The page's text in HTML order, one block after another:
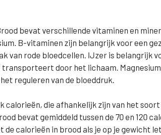
bevat verschillende vitaminen en
B-vitaminen zijn belangrijk voor een
van rode bloedcellen. IJzer is belangrijk
door het lichaam.
reguleren van de bloeddruk.
calorieën, die afhankelijk zijn van het soort
bevat gemiddeld tussen de 70 en 120
de calorieën in brood als je op je gewicht